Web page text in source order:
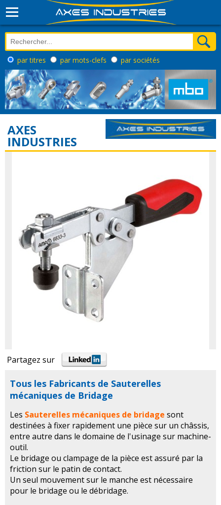
par titres par mots-clefs par sociétés
AXES
INDUSTRIES
Partagez sur
Tous les Fabricants de Sauterelles
mécaniques de Bridage
Les Sauterelles mécaniques de bridage sont
destinées à fixer rapidement une pièce sur un châssis,
entre autre dans le domaine de l'usinage sur machine-
outil.
Le bridage ou clampage de la pièce est assuré par la
friction sur le patin de contact.
Un seul mouvement sur le manche est nécessaire
pour le bridage ou le débridage.